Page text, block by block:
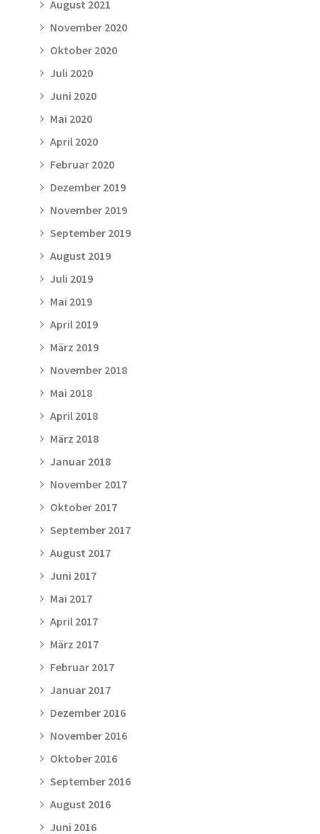
August 2021
November 2020
Oktober 2020
Juli 2020
Juni 2020
Mai 2020
April 2020
Februar 2020
Dezember 2019
November 2019
September 2019
August 2019
Juli 2019
Mai 2019
April 2019
März 2019
November 2018
Mai 2018
April 2018
März 2018
Januar 2018
November 2017
Oktober 2017
September 2017
August 2017
Juni 2017
Mai 2017
April 2017
März 2017
Februar 2017
Januar 2017
Dezember 2016
November 2016
Oktober 2016
September 2016
August 2016
Juni 2016